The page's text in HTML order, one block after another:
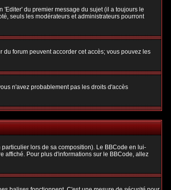
du premier message du sujet (il a toujours le
seuls les modérateurs et administrateurs pourront
forum peuvent accorder cet accès; vous pouvez les
n'avez probablement pas les droits d'accès
lors de sa composition). Le BBCode en lui-
affiché. Pour plus d'informations sur le BBCode, allez